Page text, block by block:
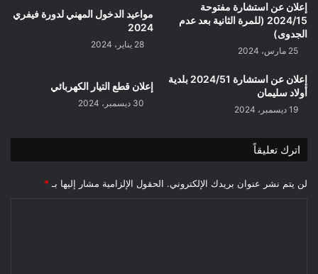
إعلان عن استشارة مفتوحة
2024/15 (للمرة الثانية بعد عدم
الجدوى)
25 مارس، 2024
مواعيد الدخول المهني لدورة فيفري
2024
28 يناير، 2024
إعلان عن استشارة 2024/51 بلدية
أولاد سليمان
19 ديسمبر، 2024
إعلان قطع التيار الكهربائي
30 ديسمبر، 2024
اترك تعليقاً
لن يتم نشر عنوان بريدك الإلكتروني. الحقول الإلزامية مشار إليها بـ *